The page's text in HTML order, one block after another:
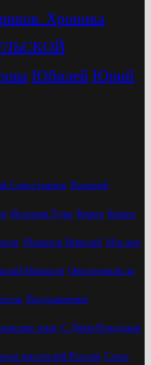
Хроника
Юбилей Юрий
Савостьянов Валерий
История Тулы Книга Книги
Макаров Николай Маслов
Макаров Они воевали за
Поздравление
зори С Днём Рождения
писателей России Союз